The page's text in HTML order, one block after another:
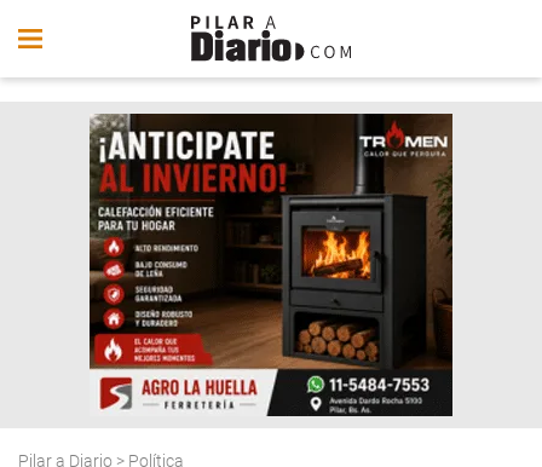
Pilar a Diario > Política